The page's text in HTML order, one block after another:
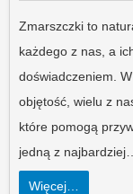
Zmarszczki to
każdego z nas, a
doświadczeniem.
objętość, wielu z
które pomogą
jedną z najbardziej…
Więcej…